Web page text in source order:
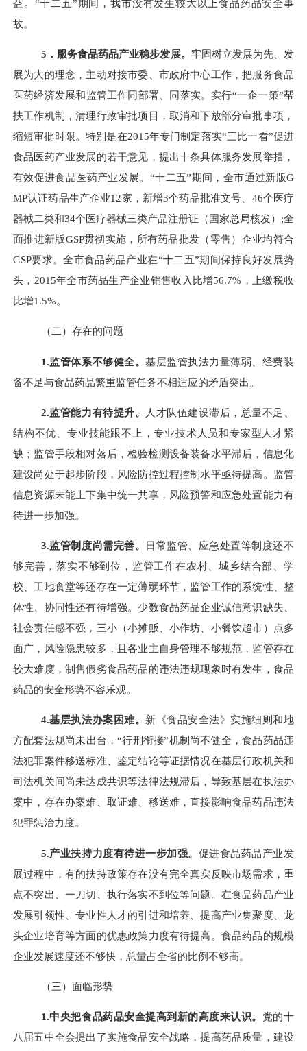
益。“十二五”期间，我市没有发生较大以上食品药品安全事
故。
5 ．服务食品药品产业稳步发展。 牢固树立发展为先、发
展为大的理念，主动对接市委、市政府中心工作，把服务食品
医药经济发展和监管工作同部署、同落实。实行“一企一策”帮
扶工作机制，清理行政审批项目，取消和下放部分审批事项，
缩短审批时限。特别是在2015年专门制定落实“三比一看”促进
食品医药产业发展的若干意见，提出十条具体服务发展举措，
有效促进食品医药产业发展。“十二五”期间，全市通过新版G
MP认证药品生产企业12家，新增3个药品批准文号、 46个医疗
器械二类和34个医疗器械三类产品注册证（国家总局核发） ;全
面推进新版GSP贯彻实施，所有药品批发（零售）企业均符合
GSP要求。全市食品药品产业在“十二五”期间保持良好发展势
头， 2015年全市药品生产企业销售收入比增56.7% ，上缴税收
比增1.5%。
（二）存在的问题
1.监管体系不够健全。基层监管执法力量薄弱、经费装
备不足与食品药品繁重监管任务不相适应的矛盾突出。
2.监管能力有待提升。
人才队伍建设滞后，总量不足、
结构不优、专业技能跟不上，专业技术人员和专家型人才紧
缺；监管手段相对落后，检验检测设备装备水平滞后，信息化
建设尚处于起步阶段，风险防控过程控制水平亟待提高。监管
信息资源未能上下集中统一共享，风险预警和应急处置能力有
待进一步加强。
3.监管制度尚需完善。
日常监管、应急处置等制度还不
够完善，落实不够到位，监管工作在农村、城乡结合部、学
校、工地食堂等还存在一定薄弱环节，监管工作的系统性、整
体性、协同性还有待增强。少数食品药品企业诚信意识缺失、
社会责任感不强，三小（小摊贩、小作坊、小餐饮超市）点多
面广，风险隐患较多，且各业主自身管理不够规范，监管存在
较大难度，制售假劣食品药品的违法违规现象时有发生，食品
药品的安全形势不容乐观。
4.基层执法办案困难。 新《食品安全法》实施细则和地
方配套法规尚未出台，“行刑衔接”机制尚不健全，食品药品违
法犯罪案件移送标准、鉴定结论等证据情况在基层行政机关和
司法机关间尚未达成共识等法律法规滞后，导致基层在执法办
案中，存在办案难、取证难、移送难，直接影响食品药品违法
犯罪惩治力度。
5.产业扶持力度有待进一步加强。 促进食品药品产业发
展过程中，有的扶持政策存在没有完全真实反映市场需求，重
点不突出、一刀切、执行落实不到位等问题。在食品药品产业
发展引领性、专业性人才的引进和培养、提高产业集聚度、龙
头企业培育等方面的优惠政策力度有待提高。食品药品的规模
企业发展速度还不够快，总量占全省的比例不够高。
（三）面临形势
1.中央把食品药品安全提高到新的高度来认识。 党的十
八届五中全会提出了实施食品安全战略，提高药品质量，建设